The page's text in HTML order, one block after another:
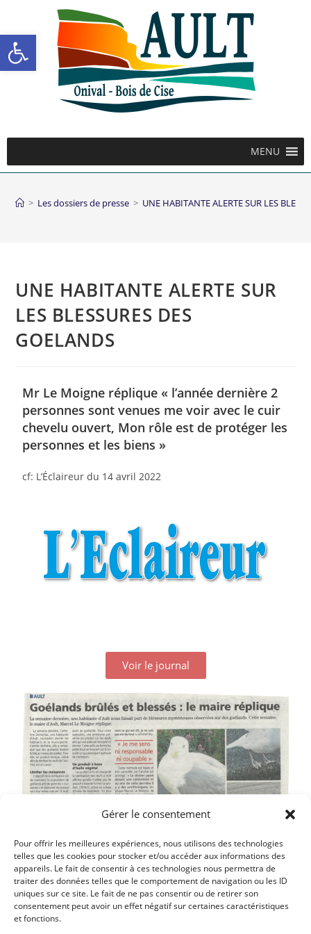
Ouvrir la barre d’outils
Gérer le consentement
Pour offrir les meilleures expériences, nous utilisons des technologies
telles que les cookies pour stocker et/ou accéder aux informations des
appareils. Le fait de consentir à ces technologies nous permettra de
traiter des données telles que le comportement de navigation ou les ID
uniques sur ce site. Le fait de ne pas consentir ou de retirer son
consentement peut avoir un effet négatif sur certaines caractéristiques
et fonctions.
MENU
> Les dossiers de presse > UNE HABITANTE ALERTE SUR LES
UNE HABITANTE ALERTE SUR
LES BLESSURES DES
GOELANDS
Mr Le Moigne réplique « l’année dernière 2
personnes sont venues me voir avec le cuir
chevelu ouvert, Mon rôle est de protéger les
personnes et les biens »
cf: L’Éclaireur du 14 avril 2022
Voir le journal
Article précédent
LAISSE OBLIGATOIRE POUR PROMENER SON CHIEN